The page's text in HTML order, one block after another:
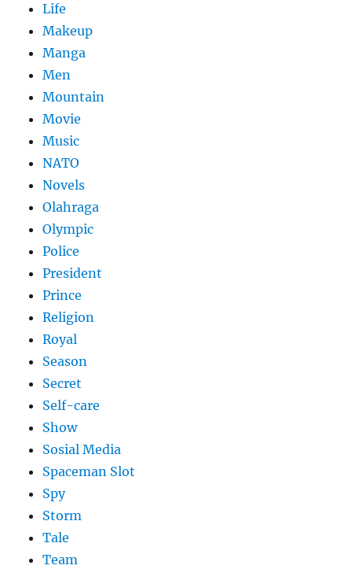
Life
Makeup
Manga
Men
Mountain
Movie
Music
NATO
Novels
Olahraga
Olympic
Police
President
Prince
Religion
Royal
Season
Secret
Self-care
Show
Sosial Media
Spaceman Slot
Spy
Storm
Tale
Team